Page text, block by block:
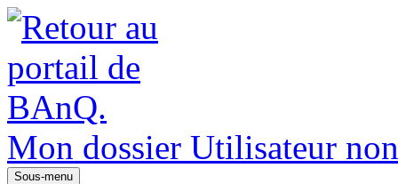
Mon dossier Utilisateur
Sous-menu